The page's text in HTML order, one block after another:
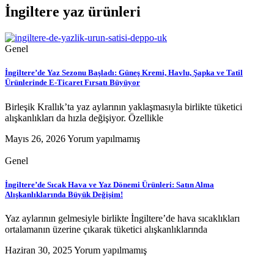
İngiltere yaz ürünleri
Genel
İngiltere’de Yaz Sezonu Başladı: Güneş Kremi, Havlu, Şapka ve Tatil
Ürünlerinde E-Ticaret Fırsatı Büyüyor
Birleşik Krallık’ta yaz aylarının yaklaşmasıyla birlikte tüketici
alışkanlıkları da hızla değişiyor. Özellikle
Mayıs 26, 2026Yorum yapılmamış
Genel
İngiltere’de Sıcak Hava ve Yaz Dönemi Ürünleri: Satın Alma
Alışkanlıklarında Büyük Değişim!
Yaz aylarının gelmesiyle birlikte İngiltere’de hava sıcaklıkları
ortalamanın üzerine çıkarak tüketici alışkanlıklarında
Haziran 30, 2025Yorum yapılmamış